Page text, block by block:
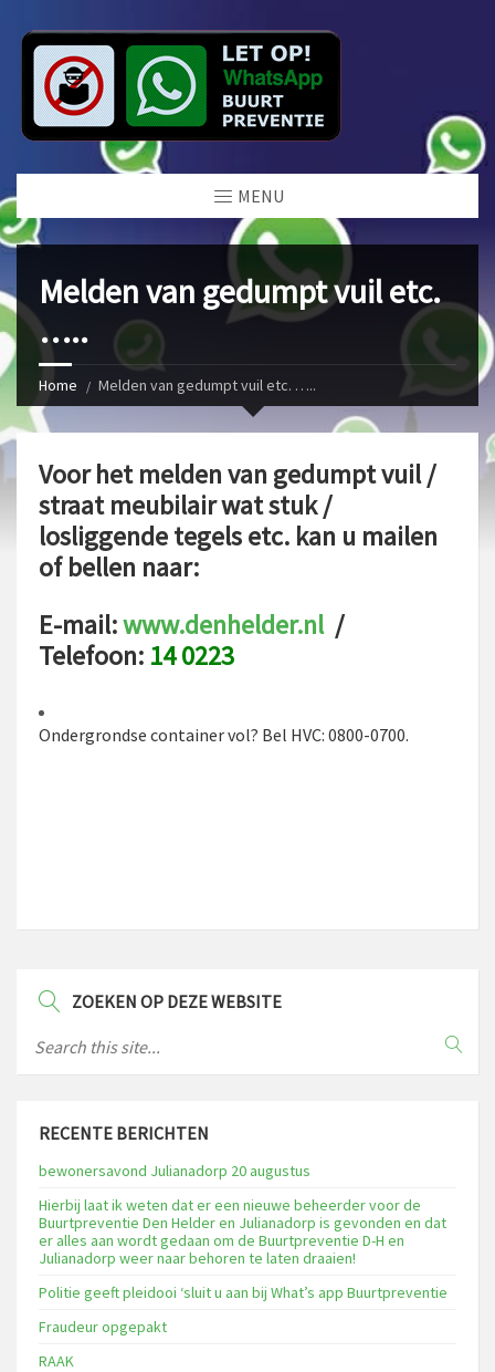
MENU
Melden van gedumpt vuil etc.
…..
Home Melden van gedumpt vuil etc. …..
Voor het melden van gedumpt vuil /
straat meubilair wat stuk /
losliggende tegels etc. kan u mailen
of bellen naar:
E-mail:www.denhelder.nl/
Telefoon: 14 0223
Ondergrondse container vol? Bel HVC: 0800-0700.
ZOEKEN OP DEZE WEBSITE
RECENTE BERICHTEN
bewonersavond Julianadorp 20 augustus
Hierbij laat ik weten dat er een nieuwe beheerder voor de
Buurtpreventie Den Helder en Julianadorp is gevonden en dat
er alles aan wordt gedaan om de Buurtpreventie D-H en
Julianadorp weer naar behoren te laten draaien!
Politie geeft pleidooi ‘sluit u aan bij What’s app Buurtpreventie
Fraudeur opgepakt
RAAK